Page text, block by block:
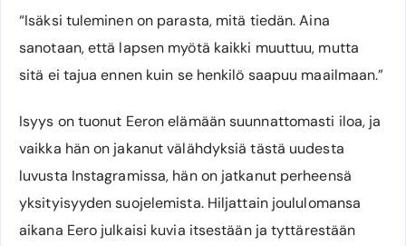
“Isäksi tuleminen on parasta, mitä tiedän. Aina
sanotaan, että lapsen myötä kaikki muuttuu, mutta
sitä ei tajua ennen kuin se henkilö saapuu maailmaan.”
Isyys on tuonut Eeron elämään suunnattomasti iloa, ja
vaikka hän on jakanut välähdyksiä tästä uudesta
luvusta Instagramissa, hän on jatkanut perheensä
yksityisyyden suojelemista. Hiljattain joululomansa
aikana Eero julkaisi kuvia itsestään ja tyttärestään